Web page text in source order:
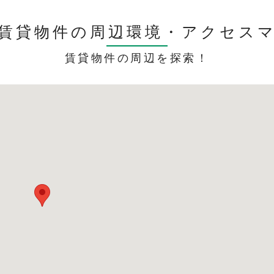
貸物件の周辺環境・ アクセス
賃貸物件の周辺を探索！